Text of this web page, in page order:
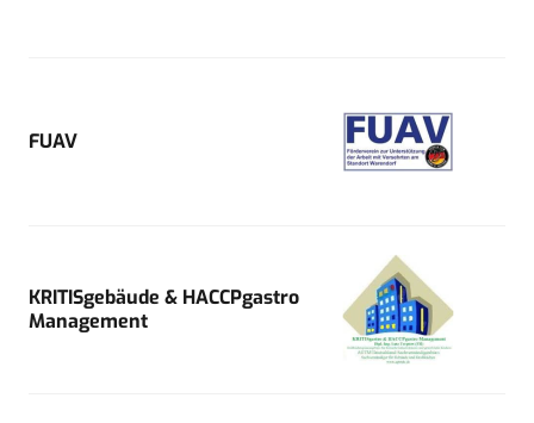
FUAV
KRITISgebäude & HACCPgastro
Management